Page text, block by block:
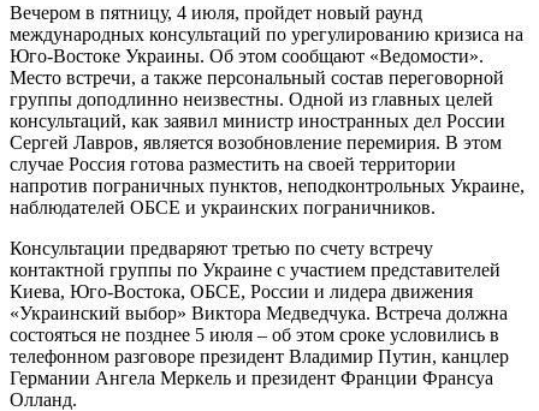
Вечером в пятницу, 4 июля, пройдет новый раунд
международных консультаций по урегулированию кризиса на
Юго-Востоке Украины. Об этом сообщают «Ведомости».
Место встречи, а также персональный состав переговорной
группы доподлинно неизвестны. Одной из главных целей
консультаций, как заявил министр иностранных дел России
Сергей Лавров, является возобновление перемирия. В этом
случае Россия готова разместить на своей территории
напротив пограничных пунктов, неподконтрольных Украине,
наблюдателей ОБСЕ и украинских пограничников.
Консультации предваряют третью по счету встречу
контактной группы по Украине с участием представителей
Киева, Юго-Востока, ОБСЕ, России и лидера движения
«Украинский выбор» Виктора Медведчука. Встреча должна
состояться не позднее 5 июля – об этом сроке условились в
телефонном разговоре президент Владимир Путин, канцлер
Германии Ангела Меркель и президент Франции Франсуа
Олланд.